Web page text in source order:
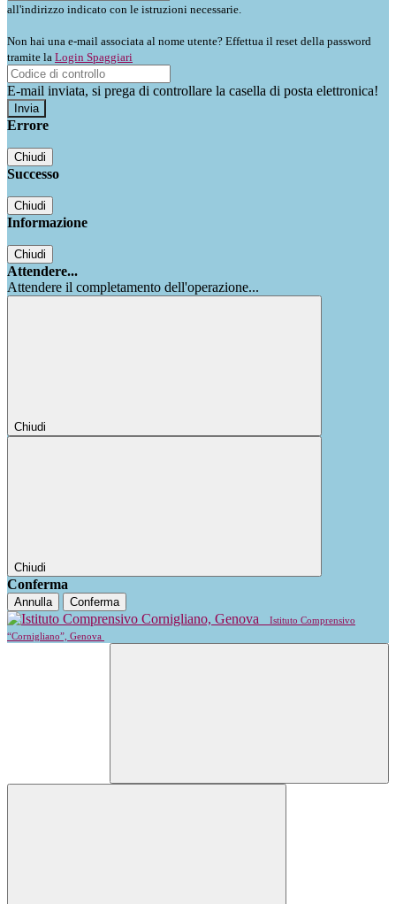
all'indirizzo indicato con le istruzioni necessarie.
Non hai una e-mail associata al nome utente? Effettua il reset della password
tramite la Login Spaggiari
E-mail inviata, si prega di controllare la casella di posta elettronica!
Errore
Chiudi
Successo
Chiudi
Informazione
Chiudi
Attendere...
Attendere il completamento dell'operazione...
Chiudi
Chiudi
Conferma
Annulla Conferma
Istituto Comprensivo
“Cornigliano”, Genova